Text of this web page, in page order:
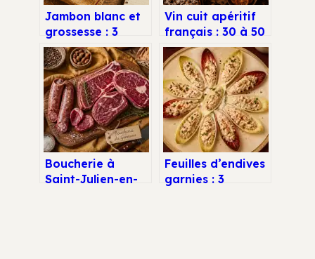
Jambon blanc et
grossesse : 3
règles de sécurité
pour éviter la
listériose
Vin cuit apéritif
français : 30 à 50
% de réduction
pour un nectar
d’exception
Boucherie à
Saint-Julien-en-
Feuilles d’endives
garnies : 3